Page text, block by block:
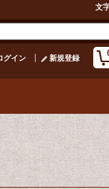
文
グイン 新規登録